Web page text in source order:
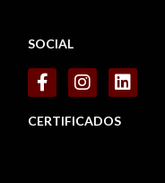
SOCIAL
CERTIFICADOS